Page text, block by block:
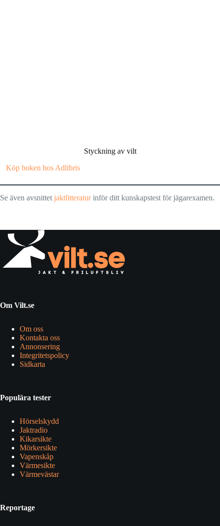
Styckning av vilt
Köp boken hos Adlibris
Se även avsnittet jaktlitteraturinför ditt kunskapstest för jägarexamen.
Om Vilt.se
Om oss
Kontakta oss
Annonsering
Integritetspolicy
Sidkarta
Populära tester
Hörselskydd
Jaktradio
Kikarsikte
Mörkersikte
Vapenskåp
Värmesikte
Värmevästar
Reportage